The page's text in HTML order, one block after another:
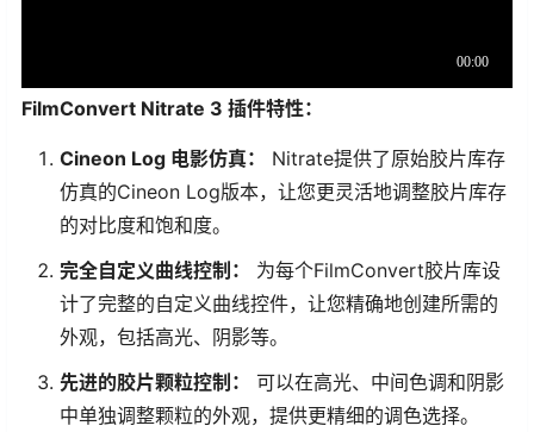
FilmConvert Nitrate 3 插件特性：
Cineon Log 电影仿真：
Nitrate提供了原始胶片库存
仿真的Cineon Log版本，让您更灵活地调整胶片库存
的对比度和饱和度。
完全自定义曲线控制：
为每个FilmConvert胶片库设
计了完整的自定义曲线控件，让您精确地创建所需的
外观，包括高光、阴影等。
先进的胶片颗粒控制：
可以在高光、中间色调和阴影
中单独调整颗粒的外观，提供更精细的调色选择。